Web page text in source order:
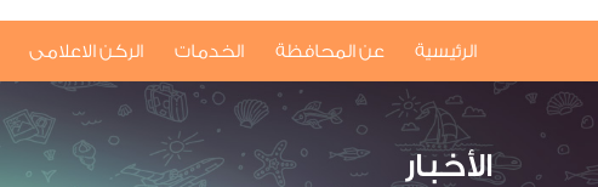
الرئيسية عن المحافظة الخدمات الركن الاعلامى
الأخبار